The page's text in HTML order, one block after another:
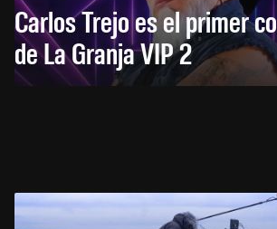
Carlos Trejo es el primer
de La Granja VIP 2